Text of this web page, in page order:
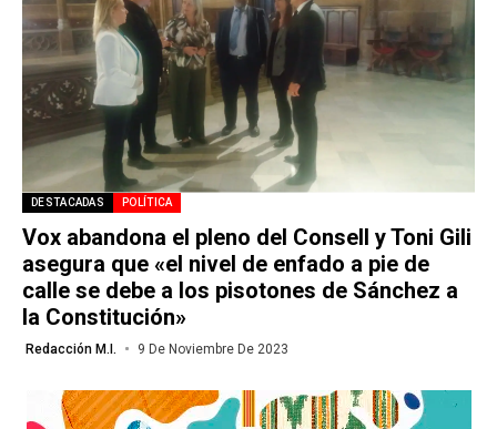
DESTACADAS POLÍTICA
Vox abandona el pleno del Consell y Toni Gili
asegura que «el nivel de enfado a pie de
calle se debe a los pisotones de Sánchez a
la Constitución»
Redacción M.I. 9 De Noviembre De 2023